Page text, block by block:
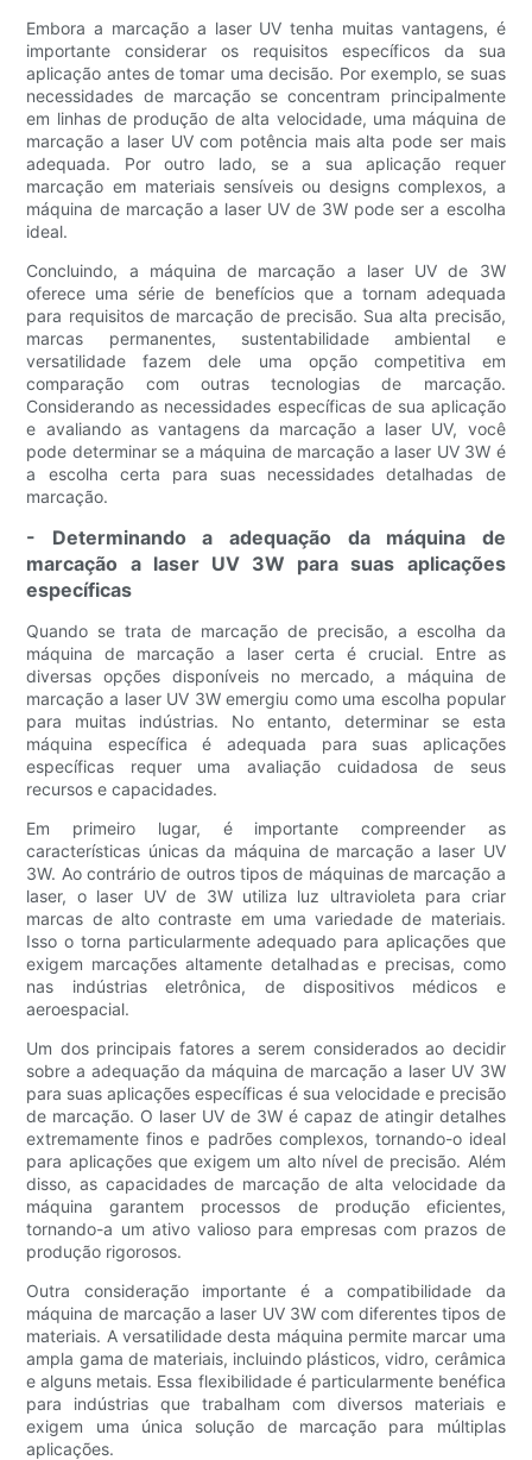
Embora a marcação a laser UV tenha muitas vantagens, é
importante considerar os requisitos específicos da sua
aplicação antes de tomar uma decisão. Por exemplo, se suas
necessidades de marcação se concentram principalmente
em linhas de produção de alta velocidade, uma máquina de
marcação a laser UV com potência mais alta pode ser mais
adequada. Por outro lado, se a sua aplicação requer
marcação em materiais sensíveis ou designs complexos, a
máquina de marcação a laser UV de 3W pode ser a escolha
ideal.
Concluindo, a máquina de marcação a laser UV de 3W
oferece uma série de benefícios que a tornam adequada
para requisitos de marcação de precisão. Sua alta precisão,
marcas permanentes, sustentabilidade ambiental e
versatilidade fazem dele uma opção competitiva em
comparação com outras tecnologias de marcação.
Considerando as necessidades específicas de sua aplicação
e avaliando as vantagens da marcação a laser UV, você
pode determinar se a máquina de marcação a laser UV 3W é
a escolha certa para suas necessidades detalhadas de
marcação.
- Determinando a adequação da máquina de
marcação a laser UV 3W para suas aplicações
específicas
Quando se trata de marcação de precisão, a escolha da
máquina de marcação a laser certa é crucial. Entre as
diversas opções disponíveis no mercado, a máquina de
marcação a laser UV 3W emergiu como uma escolha popular
para muitas indústrias. No entanto, determinar se esta
máquina específica é adequada para suas aplicações
específicas requer uma avaliação cuidadosa de seus
recursos e capacidades.
Em primeiro lugar, é importante compreender as
características únicas da máquina de marcação a laser UV
3W. Ao contrário de outros tipos de máquinas de marcação a
laser, o laser UV de 3W utiliza luz ultravioleta para criar
marcas de alto contraste em uma variedade de materiais.
Isso o torna particularmente adequado para aplicações que
exigem marcações altamente detalhadas e precisas, como
nas indústrias eletrônica, de dispositivos médicos e
aeroespacial.
Um dos principais fatores a serem considerados ao decidir
sobre a adequação da máquina de marcação a laser UV 3W
para suas aplicações específicas é sua velocidade e precisão
de marcação. O laser UV de 3W é capaz de atingir detalhes
extremamente finos e padrões complexos, tornando-o ideal
para aplicações que exigem um alto nível de precisão. Além
disso, as capacidades de marcação de alta velocidade da
máquina garantem processos de produção eficientes,
tornando-a um ativo valioso para empresas com prazos de
produção rigorosos.
Outra consideração importante é a compatibilidade da
máquina de marcação a laser UV 3W com diferentes tipos de
materiais. A versatilidade desta máquina permite marcar uma
ampla gama de materiais, incluindo plásticos, vidro, cerâmica
e alguns metais. Essa flexibilidade é particularmente benéfica
para indústrias que trabalham com diversos materiais e
exigem uma única solução de marcação para múltiplas
aplicações.